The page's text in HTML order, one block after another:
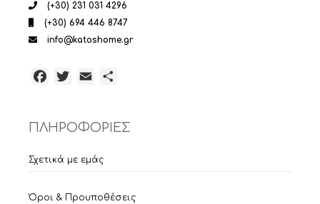
(+30) 231 031 4296
(+30) 694 446 8747
info@katoshome.gr
Facebook
TwitterEmail
ΠΛΗΡΟΦΟΡΙΕΣ
Σχετικά με εμάς
Όροι & Προυποθέσεις